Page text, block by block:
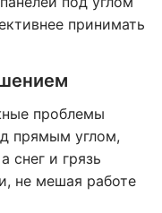
принимать
проблемы
прямым углом,
снег и грязь
не мешая работе